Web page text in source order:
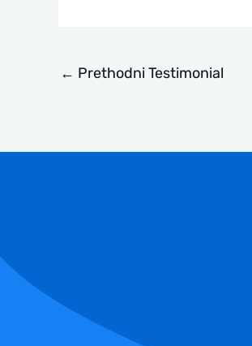
← Prethodni Testimonial